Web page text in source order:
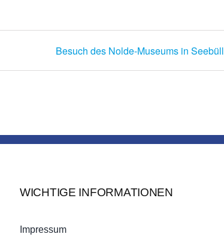
Besuch des Nolde-Museums in Seebüll
WICHTIGE INFORMATIONEN
Impressum